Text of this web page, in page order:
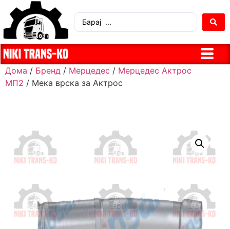
Дома / Бренд / Мерцедес / Мерцедес Актрос
МП2 / Мека врска за Актрос